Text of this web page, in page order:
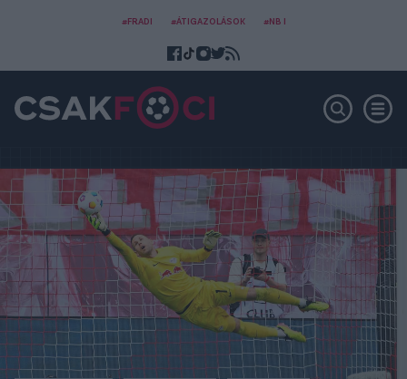
#FRADI #ÁTIGAZOLÁSOK #NB I